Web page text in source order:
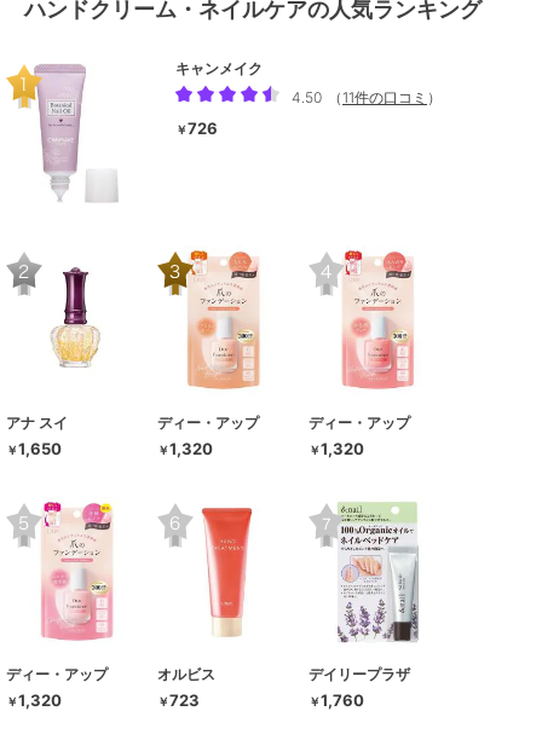
ハンドクリーム・ネイルケアの人気ランキング
キャンメイク
4.50
（ 11件の口コミ ）
￥726
アナ スイ
￥1,650
ディー・アップ
￥1,320
ディー・アップ
￥1,320
ディー・アップ
￥1,320
オルビス
￥723
デイリープラザ
￥1,760